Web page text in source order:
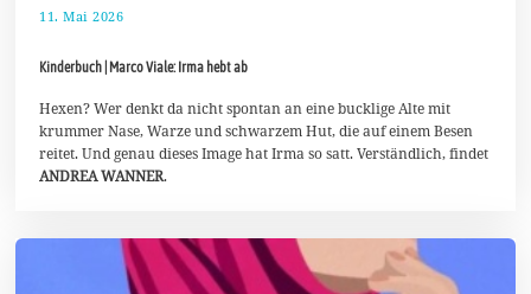
11. Mai 2026
M
i
0
2
6
Kinderbuch | Marco Viale: Irma hebt ab
Hexen? Wer denkt da nicht spontan an eine bucklige Alte mit
krummer Nase, Warze und schwarzem Hut, die auf einem Besen
reitet. Und genau dieses Image hat Irma so satt. Verständlich, findet
ANDREA WANNER.